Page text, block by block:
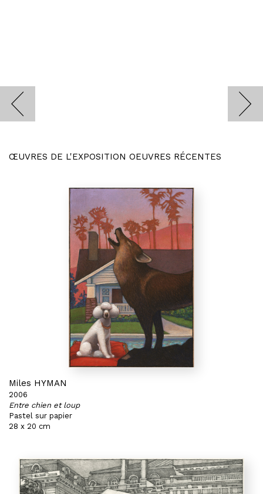
ŒUVRES DE L'EXPOSITION OEUVRES RÉCENTES
Miles HYMAN
2006
Entre chien et loup
Pastel sur papier
28 x 20 cm